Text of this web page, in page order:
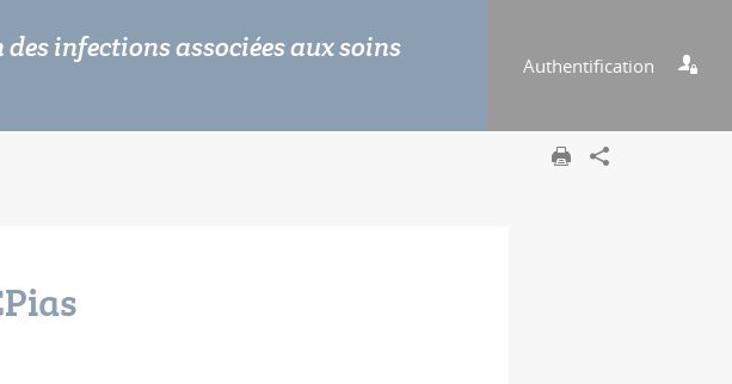
Authentification
infections associées aux soins